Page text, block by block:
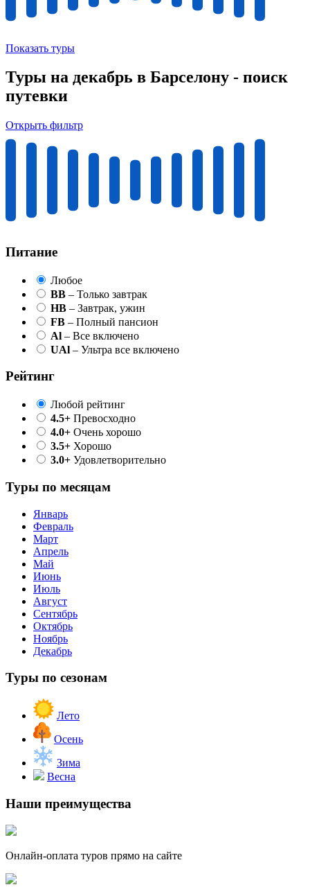
Показать туры
Туры на декабрь в Барселону - поиск
путевки
Открыть фильтр
Питание
Любое
BB – Только завтрак
HB – Завтрак, ужин
FB – Полный пансион
Al – Все включено
UAl – Ультра все включено
Рейтинг
Любой рейтинг
4.5+ Превосходно
4.0+ Очень хорошо
3.5+ Хорошо
3.0+ Удовлетворительно
Туры по месяцам
Январь
Февраль
Март
Апрель
Май
Июнь
Июль
Август
Сентябрь
Октябрь
Ноябрь
Декабрь
Туры по сезонам
Лето
Осень
Зима
Весна
Наши преимущества
Онлайн-оплата туров прямо на сайте